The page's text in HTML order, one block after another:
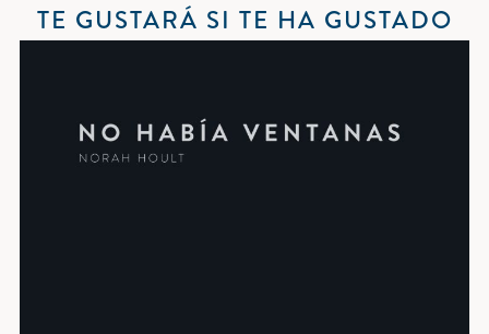
TE GUSTARÁ SI TE HA GUSTADO